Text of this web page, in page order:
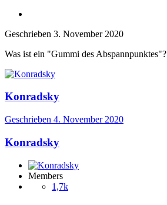
Geschrieben 3. November 2020
Was ist ein "Gummi des Abspannpunktes"?
Konradsky
Geschrieben 4. November 2020
Konradsky
Members
1,7k